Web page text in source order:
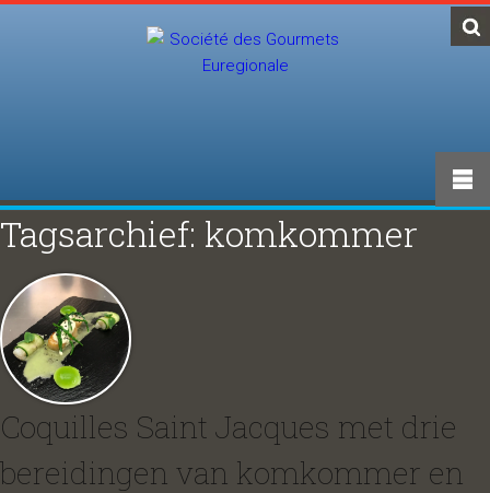
Tagsarchief: komkommer
Coquilles Saint Jacques met drie
bereidingen van komkommer en